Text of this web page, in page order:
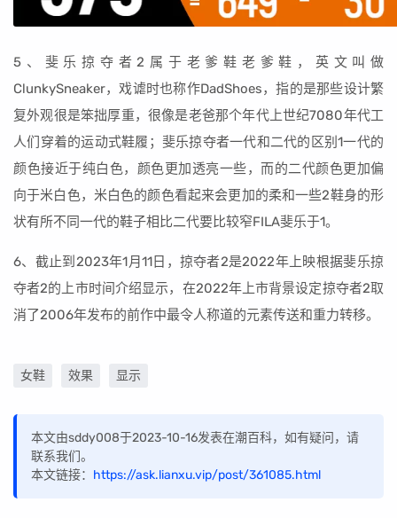
5、斐乐掠夺者2属于老爹鞋老爹鞋，英文叫做
ClunkySneaker，戏谑时也称作DadShoes，指的是那些设计繁
复外观很是笨拙厚重，很像是老爸那个年代上世纪7080年代工
人们穿着的运动式鞋履；斐乐掠夺者一代和二代的区别1一代的
颜色接近于纯白色，颜色更加透亮一些，而的二代颜色更加偏
向于米白色，米白色的颜色看起来会更加的柔和一些2鞋身的形
状有所不同一代的鞋子相比二代要比较窄FILA斐乐于1。
6、截止到2023年1月11日，掠夺者2是2022年上映根据斐乐掠
夺者2的上市时间介绍显示，在2022年上市背景设定掠夺者2取
消了2006年发布的前作中最令人称道的元素传送和重力转移。
女鞋 效果 显示
本文由sddy008于2023-10-16发表在潮百科，如有疑问，请
联系我们。
本文链接： https://ask.lianxu.vip/post/361085.html